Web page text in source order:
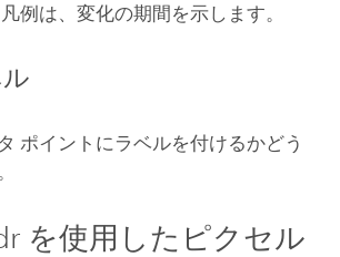
例は、変化の期間を示します。
ポイントにラベルを付けるかどう
を使用したピクセル